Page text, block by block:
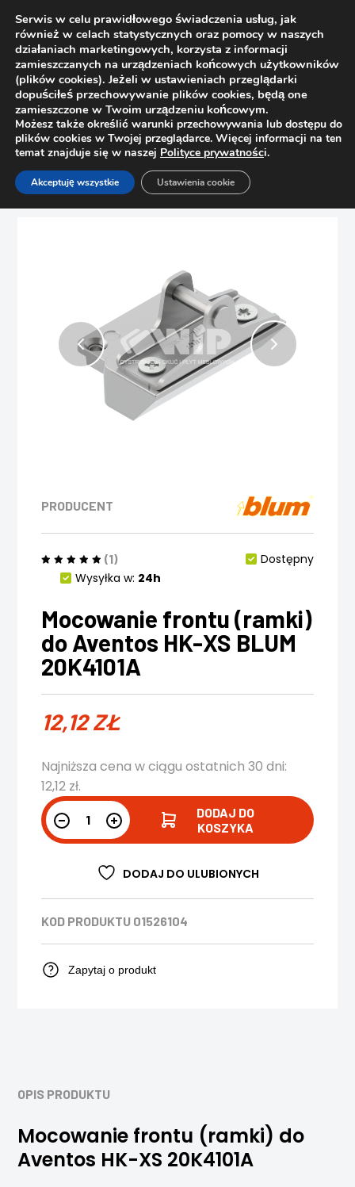
Strona główna Sklep
Podnośniki
Mocowanie frontu (ramki) do Aventos HK-XS BLUM 20K4101A
PRODUCENT
(1)
Dostępny
Wysyłka w: 24h
Mocowanie frontu (ramki)
do Aventos HK-XS BLUM
20K4101A
12,12ZŁ
Najniższa cena w ciągu ostatnich 30 dni:
12,12 zł.
DODAJ DO
KOSZYKA
DODAJ DO ULUBIONYCH
KOD PRODUKTU 01526104
Zapytaj o produkt
OPIS PRODUKTU
Mocowanie frontu (ramki) do
Aventos HK-XS 20K4101A
Serwis w celu prawidłowego świadczenia usług, jak
również w celach statystycznych oraz pomocy w naszych
działaniach marketingowych, korzysta z informacji
zamieszczanych na urządzeniach końcowych użytkowników
(plików cookies). Jeżeli w ustawieniach przeglądarki
dopuściłeś przechowywanie plików cookies, będą one
zamieszczone w Twoim urządzeniu końcowym.
Możesz także określić warunki przechowywania lub dostępu do
plików cookies w Twojej przeglądarce. Więcej informacji na ten
temat znajduje się w naszej Polityce prywatności.
Akceptuję wszystkie Ustawienia cookie